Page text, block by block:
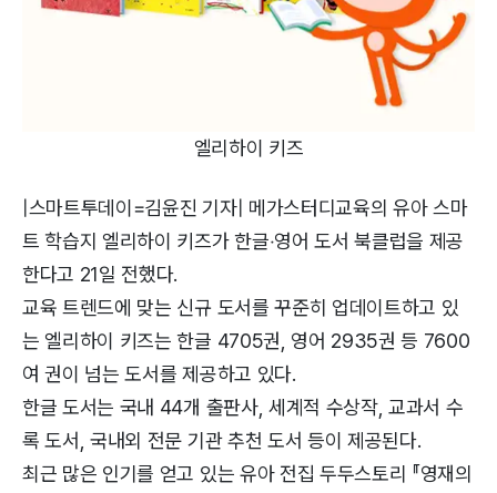
엘리하이 키즈
|스마트투데이=김윤진 기자| 메가스터디교육의 유아 스마
트 학습지 엘리하이 키즈가 한글‧영어 도서 북클럽을 제공
한다고 21일 전했다.
교육 트렌드에 맞는 신규 도서를 꾸준히 업데이트하고 있
는 엘리하이 키즈는 한글 4705권, 영어 2935권 등 7600
여 권이 넘는 도서를 제공하고 있다.
한글 도서는 국내 44개 출판사, 세계적 수상작, 교과서 수
록 도서, 국내외 전문 기관 추천 도서 등이 제공된다.
최근 많은 인기를 얻고 있는 유아 전집 두두스토리 『영재의